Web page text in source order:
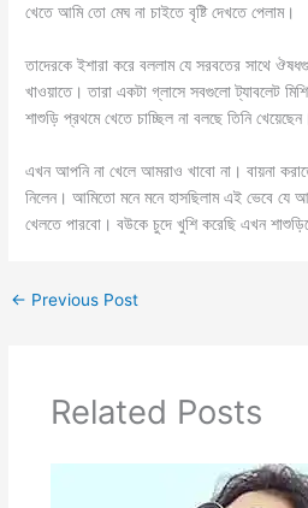
খেতে আমি তো মেঘ না চাইতে বৃষ্টি দেখতে পেলাম।
তাদেরকে ইশারা করে বললাম যে সরবতের সাথে
খাওয়াতে। তারা একটা গ্লাসে সবগুলো ট্যাবলেট
শাশুড়ি প্রথমে খেতে চাচ্ছিল না বলছে তিনি
এখন আপনি না খেলে আমরাও খাবো না। বায়না
নিলেন। আমিতো মনে মনে হাসছিলাম এই ভেবে যে
খেলতে পারবো। বউকে চুদে খুশি করেছি এখন
← Previous Post
Related Posts